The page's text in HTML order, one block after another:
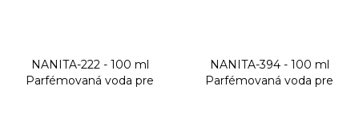
NANITA-222 - 100 ml
Parfémovaná voda pre
NANITA-394 - 100 ml
Parfémovaná voda pre